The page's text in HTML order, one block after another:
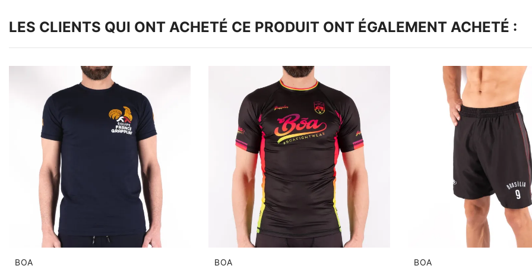
LES CLIENTS QUI ONT ACHETÉ CE PRODUIT ONT ÉGALEMENT ACHETÉ :
BOA BOA BOA